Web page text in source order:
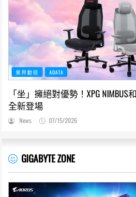
業界動態 ADATA
「坐」擁絕對優勢！XPG NIMBUS
全新登場
News 07/15/2026
GIGABYTE ZONE